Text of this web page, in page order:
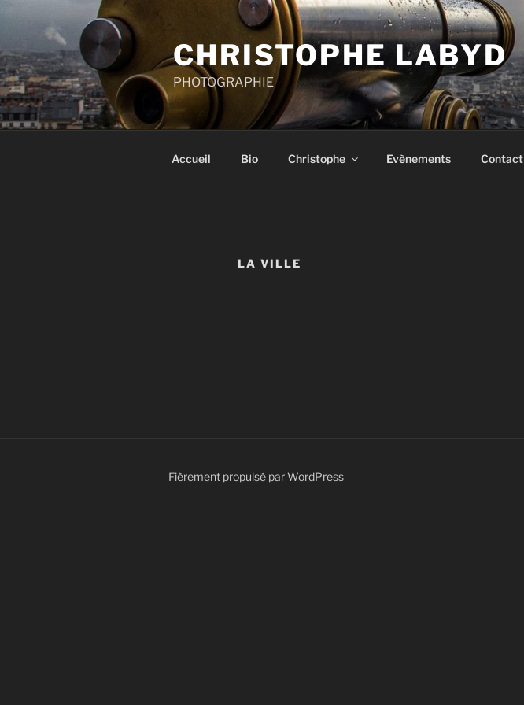
principal
CHRISTOPHE LABYD
PHOTOGRAPHIE
Accueil Bio Christophe Evènements Contact
LA VILLE
Fièrement propulsé par WordPress